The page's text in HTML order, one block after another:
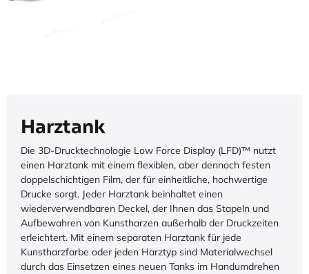
Harztank
Die 3D-Drucktechnologie Low Force Display (LFD)™ nutzt
einen Harztank mit einem flexiblen, aber dennoch festen
doppelschichtigen Film, der für einheitliche, hochwertige
Drucke sorgt. Jeder Harztank beinhaltet einen
wiederverwendbaren Deckel, der Ihnen das Stapeln und
Aufbewahren von Kunstharzen außerhalb der Druckzeiten
erleichtert. Mit einem separaten Harztank für jede
Kunstharzfarbe oder jeden Harztyp sind Materialwechsel
durch das Einsetzen eines neuen Tanks im Handumdrehen